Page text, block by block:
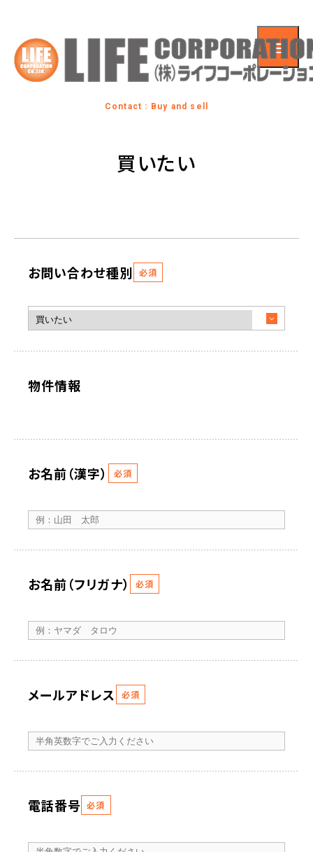
Contact : Buy and sell
買いたい
お問い合わせ種別 必須
物件情報
お名前（漢字） 必須
お名前（フリガナ） 必須
メールアドレス 必須
電話番号 必須